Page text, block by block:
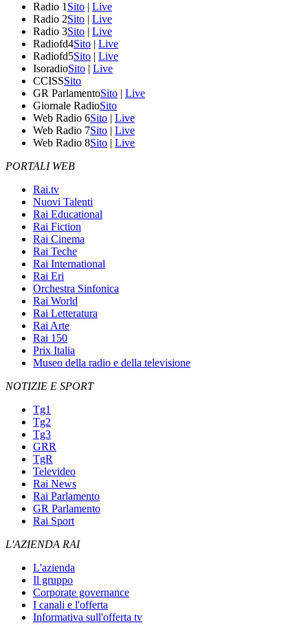
Radio 1 Sito | Live
Radio 2Sito | Live
Radio 3Sito | Live
Radiofd4Sito | Live
Radiofd5Sito | Live
IsoradioSito | Live
CCISSSito
GR ParlamentoSito | Live
Giornale RadioSito
Web Radio 6Sito | Live
Web Radio 7Sito | Live
Web Radio 8Sito | Live
PORTALI WEB
Rai.tv
Nuovi Talenti
Rai Educational
Rai Fiction
Rai Cinema
Rai Teche
Rai International
Rai Eri
Orchestra Sinfonica
Rai World
Rai Letteratura
Rai Arte
Rai 150
Prix Italia
Museo della radio e della televisione
NOTIZIE E SPORT
Tg1
Tg2
Tg3
GRR
TgR
Televideo
Rai News
Rai Parlamento
GR Parlamento
Rai Sport
L'AZIENDA RAI
L'azienda
Il gruppo
Corporate governance
I canali e l'offerta
Informativa sull'offerta tv